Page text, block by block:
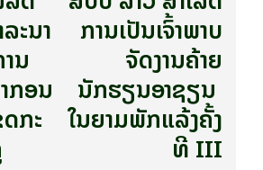
ະ​ນາ​
ນ​
ກອນ​
ກະ​
ການເປັນເຈົ້າພາບ
ຈັດງານຄ້າຍ​
ນັກຮຽນ​ອາ​ຊຽນ ​
ໃນ​ຍາມ​ພັກ​​ແລ້ງຄັ້ງ​
ທີ III